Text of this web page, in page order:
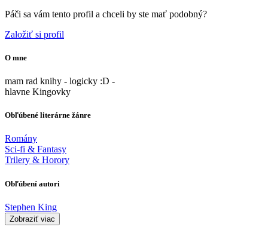
Páči sa vám tento profil a chceli by ste mať podobný?
Založiť si profil
O mne
mam rad knihy - logicky :D -
hlavne Kingovky
Obľúbené literárne žánre
Romány
Sci-fi & Fantasy
Trilery & Horory
Obľúbení autori
Stephen King
Zobraziť viac